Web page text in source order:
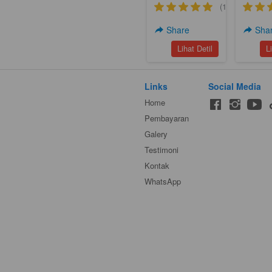
Gunung Kidul
(1)
Share
`Lihat Detil
Deals
`
Links
Home
Pembayaran
Galery
Testimoni
Kontak
WhatsApp
Social Media